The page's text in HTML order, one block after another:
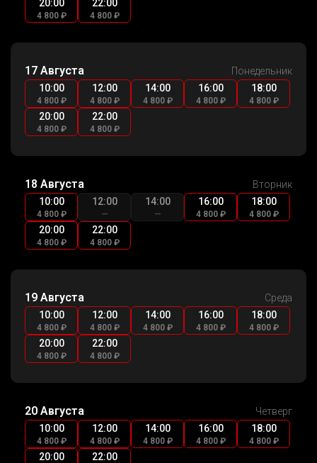
20:00
4 800 ₽
22:00
4 800 ₽
17 Августа
Понедельник
10:00
4 800 ₽
12:00
4 800 ₽
14:00
4 800 ₽
16:00
4 800 ₽
18:00
4 800 ₽
20:00
4 800 ₽
22:00
4 800 ₽
18 Августа
Вторник
10:00
4 800 ₽
12:00
—
14:00
—
16:00
4 800 ₽
18:00
4 800 ₽
20:00
4 800 ₽
22:00
4 800 ₽
19 Августа
Среда
10:00
4 800 ₽
12:00
4 800 ₽
14:00
4 800 ₽
16:00
4 800 ₽
18:00
4 800 ₽
20:00
4 800 ₽
22:00
4 800 ₽
20 Августа
Четверг
10:00
4 800 ₽
12:00
4 800 ₽
14:00
4 800 ₽
16:00
4 800 ₽
18:00
4 800 ₽
20:00 22:00